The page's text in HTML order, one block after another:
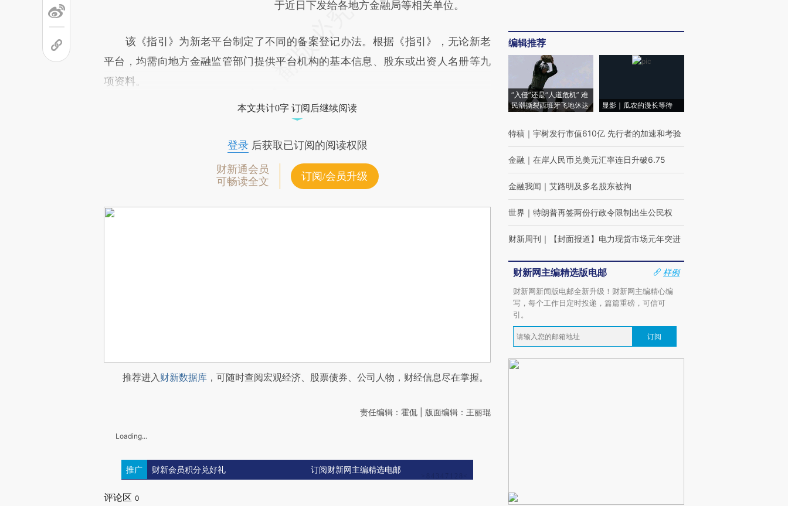
于近日下发给各地方金融局等相关单位。
该《指引》为新老平台制定了不同的备案登记办法。根据《指引》，无论新老
平台，均需向地方金融监管部门提供平台机构的基本信息、股东或出资人名册等九
项资料。
本文共计0字 订阅后继续阅读
登录后获取已订阅的阅读权限
财新通会员
可畅读全文
订阅/会员升级
推荐进入财新数据库 ，可随时查阅宏观经济、股票债券、公司人物，财经信息尽在掌握。
责任编辑：霍侃 | 版面编辑：王丽琨
Loading...
推广 财新会员积分兑好礼 订阅财新网主编精选电邮
评论区 0
编辑推荐
“入侵”还是“人道危机” 难
民潮撕裂西班牙飞地休达
显影｜瓜农的漫长等待
特稿 ｜ 宇树发行市值610亿 先行者的加速和考验
金融 ｜ 在岸人民币兑美元汇率连日升破6.75
金融我闻 ｜ 艾路明及多名股东被拘
世界 ｜ 特朗普再签两份行政令限制出生公民权
财新周刊 ｜ 【封面报道】电力现货市场元年突进
财新网主编精选版电邮
样例
财新网新闻版电邮全新升级！财新网主编精心编
写，每个工作日定时投递，篇篇重磅，可信可
引。
订阅